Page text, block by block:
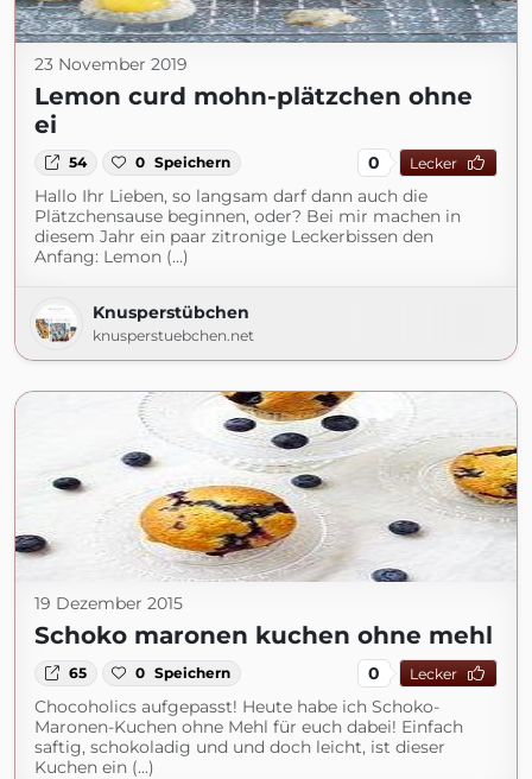
23 November 2019
Lemon curd mohn-plätzchen ohne
ei
54 0 Speichern 0 Lecker
Hallo Ihr Lieben, so langsam darf dann auch die
Plätzchensause beginnen, oder? Bei mir machen in
diesem Jahr ein paar zitronige Leckerbissen den
Anfang: Lemon (...)
Knusperstübchen
knusperstuebchen.net
19 Dezember 2015
Schoko maronen kuchen ohne mehl
65 0 Speichern 0 Lecker
Chocoholics aufgepasst! Heute habe ich Schoko-
Maronen-Kuchen ohne Mehl für euch dabei! Einfach
saftig, schokoladig und und doch leicht, ist dieser
Kuchen ein (...)